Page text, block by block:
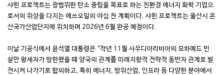
샤힌 프로젝트는 광범위한 탄소 중립을 목표로 하는 친환경 에너지 화학 기업으
로서의 위상을 다지는 에쓰오일의 야심 찬 계획이다. 샤힌 프로젝트는 울산시 온
산국가산업단지에 위치하며 2026년 6월 완공 예정이다.
이날 기공식에서 윤석열 대통령은 “작년 11월 사우디아라비아의 모하메드 빈
살만 왕세자가 방한했을 때 양국의 관계를 미래지향적 전략적 동반자 관계로 발
전시켜 나가기로 합의하고, 특히 에너지, 방위산업, 인프라 등 다양한 분야에서